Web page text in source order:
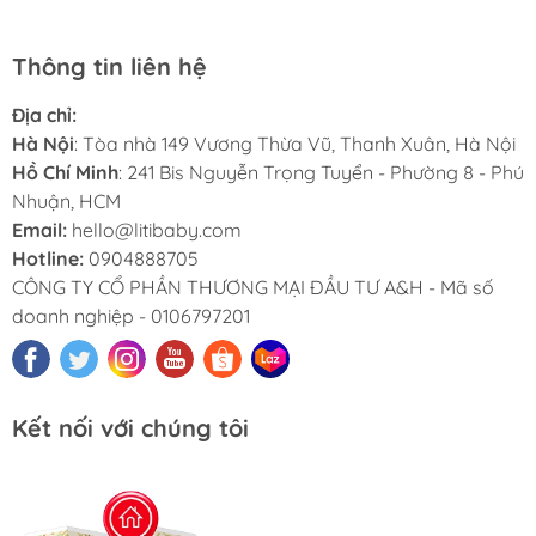
Thông tin liên hệ
Địa chỉ:
Hà Nội: Tòa nhà 149 Vương Thừa Vũ, Thanh Xuân, Hà Nội
Hồ Chí Minh: 241 Bis Nguyễn Trọng Tuyển - Phường 8 - Phú
Nhuận, HCM
Email: hello@litibaby.com
Hotline: 0904888705
CÔNG TY CỔ PHẦN THƯƠNG MẠI ĐẦU TƯ A&H - Mã số
doanh nghiệp - 0106797201
Kết nối với chúng tôi